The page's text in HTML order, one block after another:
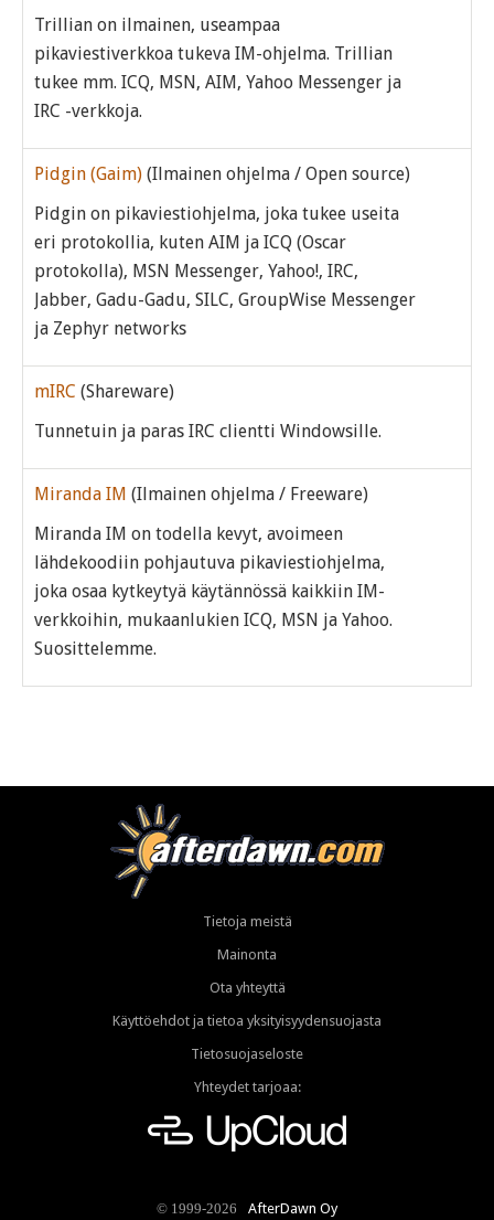
Trillian on ilmainen, useampaa
pikaviestiverkkoa tukeva IM-ohjelma. Trillian
tukee mm. ICQ, MSN, AIM, Yahoo Messenger ja
IRC -verkkoja.
Pidgin (Gaim) (Ilmainen ohjelma / Open source)
Pidgin on pikaviestiohjelma, joka tukee useita
eri protokollia, kuten AIM ja ICQ (Oscar
protokolla), MSN Messenger, Yahoo!, IRC,
Jabber, Gadu-Gadu, SILC, GroupWise Messenger
ja Zephyr networks
mIRC (Shareware)
Tunnetuin ja paras IRC clientti Windowsille.
Miranda IM (Ilmainen ohjelma / Freeware)
Miranda IM on todella kevyt, avoimeen
lähdekoodiin pohjautuva pikaviestiohjelma,
joka osaa kytkeytyä käytännössä kaikkiin IM-
verkkoihin, mukaanlukien ICQ, MSN ja Yahoo.
Suosittelemme.
Tietoja meistä
Mainonta
Ota yhteyttä
Käyttöehdot ja tietoa yksityisyydensuojasta
Tietosuojaseloste
Yhteydet tarjoaa:
© 1999-2026 AfterDawn Oy